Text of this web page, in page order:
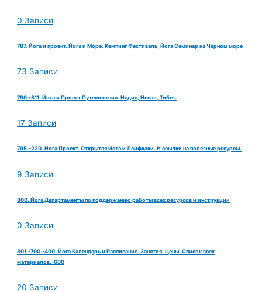
0 Записи
787. Йога и проект. Йога и Море. Кемпинг Фестиваль, Йога Семинар на Черном море
73 Записи
790.-811. Йога и Проект Путешествия. Индия, Непал, Тибет.
17 Записи
795.-220. Йога Проект. Открытая Йога и Лайфхаки. И ссылки на полезные ресурсы.
9 Записи
800. Йога Департаменты по поддержанию работы всех ресурсов и инструкции
0 Записи
801.-700.-400. Йога Календарь и Расписание. Занятия. Цены. Список всех
материалов.-600
20 Записи